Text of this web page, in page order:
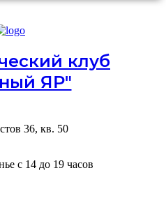
клуб
ЯР"
36, кв. 50
с 14 до 19 часов